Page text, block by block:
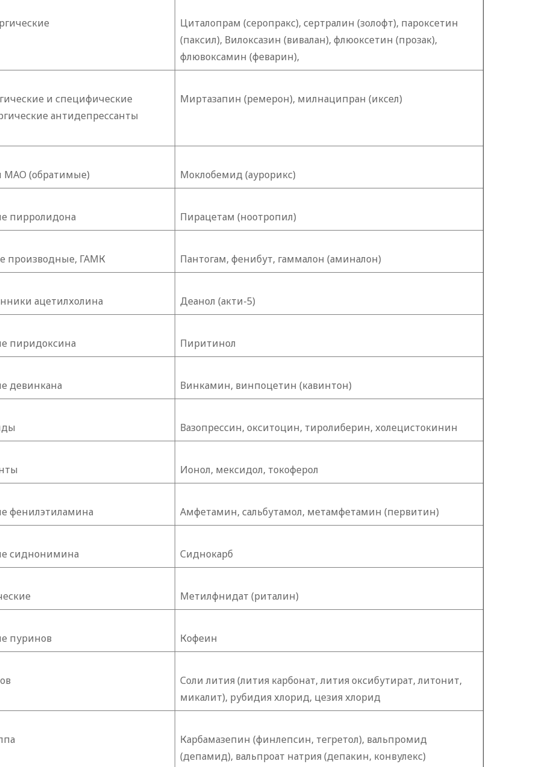
Циталопрам (серопракс), сертралин (золофт), пароксетин
(паксил), Вилоксазин (вивалан), флюоксетин (прозак),
флювоксамин (феварин),
и специфические
антидепрессанты
Миртазапин (ремерон), милнаципран (иксел)
МАО (обратимые) Моклобемид (аурорикс)
пирролидона Пирацетам (ноотропил)
производные, ГАМК Пантогам, фенибут, гаммалон (аминалон)
ацетилхолина Деанол (акти-5)
пиридоксина Пиритинол
девинкана Винкамин, винпоцетин (кавинтон)
Вазопрессин, окситоцин, тиролиберин, холецистокинин
Ионол, мексидол, токоферол
фенилэтиламина Амфетамин, сальбутамол, метамфетамин (первитин)
сиднонимина Сиднокарб
Метилфнидат (риталин)
пуринов Кофеин
Соли лития (лития карбонат, лития оксибутират, литонит,
микалит), рубидия хлорид, цезия хлорид
Карбамазепин (финлепсин, тегретол), вальпромид
(депамид), вальпроат натрия (депакин, конвулекс)